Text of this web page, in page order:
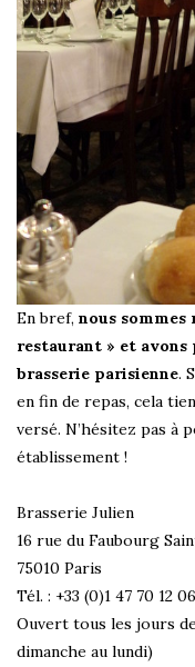
En bref, nous sommes
restaurant » et avons
brasserie parisienne.
en fin de repas, cela
versé. N’hésitez pas à
établissement !
Brasserie Julien
16 rue du Faubourg
75010 Paris
Tél. : +33 (0)1 47 70 12 06
Ouvert tous les jours
dimanche au lundi)